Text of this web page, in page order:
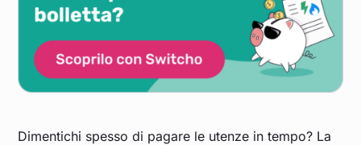
Dimentichi spesso di pagare le utenze in tempo? La